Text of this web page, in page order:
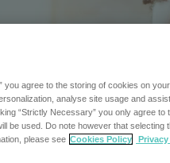
you agree to the storing of cookies on
analyse site usage and
“Strictly Necessary” you only agree to
be used. Do note however that selecting
please see Cookies Policy